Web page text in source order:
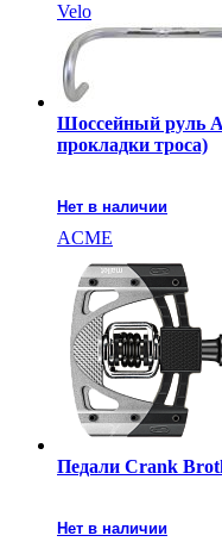
Velo
Шоссейный руль
прокладки троса)
Нет в наличии
ACME
Педали Crank
Нет в наличии